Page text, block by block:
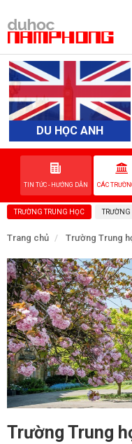
DU HỌC ANH
TIN TỨC - HƯỚNG DẪN CÁC
TRƯỜNG TRUNG HỌC
Trang chủ Trường Trung
Trường Trung
TRANG CHỦ
QUỐC GIA
EVENTS
DỊCH VỤ
VỀ NAM PHONG